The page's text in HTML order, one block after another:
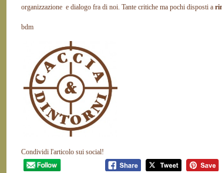
organizzazione e dialogo fra di noi. Tante critiche ma pochi disposti a
bdm
Condividi l'articolo sui social!